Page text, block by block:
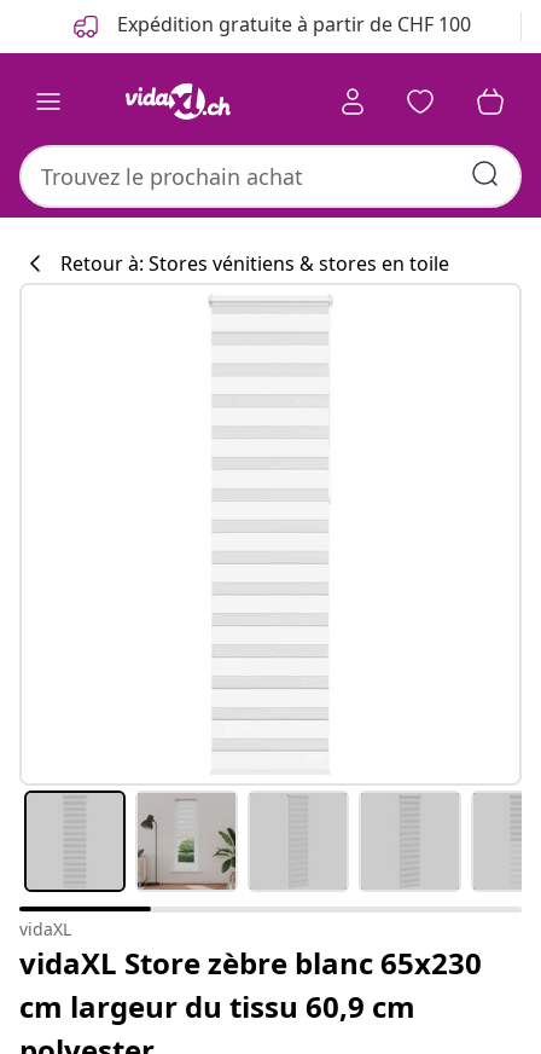
Précédent Expédition gratuite à partir de CHF 100
Retour à: Stores vénitiens & stores en toile
vidaXL
vidaXL Store zèbre blanc 65x230
cm largeur du tissu 60,9 cm